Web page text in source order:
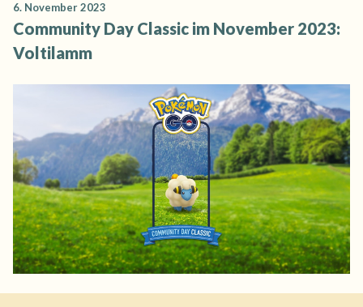
6. November 2023
Community Day Classic im November 2023:
Voltilamm